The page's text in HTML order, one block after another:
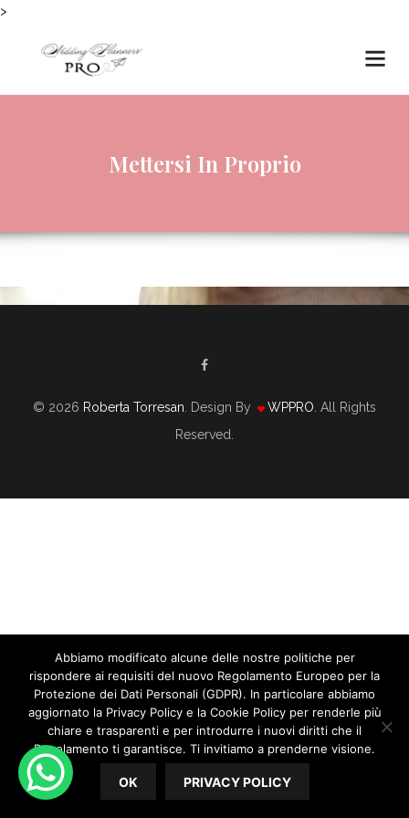
>
Mettersi In Proprio
5 Sorprese Per Chi Vuole “mettersi In
Proprio”
10/19/2020 ByRoberta Torresan In WEDDING PLANNER
5 Sorprese per chi vuole “mettersi in proprio” Tempo di
dare vita al tuo sogno e prendere il volo. Attenzione però,
© 2026 Roberta Torresan . Design By WPPRO . All Rights
Reserved.
Abbiamo modificato alcune delle nostre politiche per
rispondere ai requisiti del nuovo Regolamento Europeo per la
Protezione dei Dati Personali (GDPR). In particolare abbiamo
aggiornato la Privacy Policy e la Cookie Policy per renderle più
chiare e trasparenti e per introdurre i nuovi diritti che il
Regolamento ti garantisce. Ti invitiamo a prenderne visione.
OK PRIVACY POLICY